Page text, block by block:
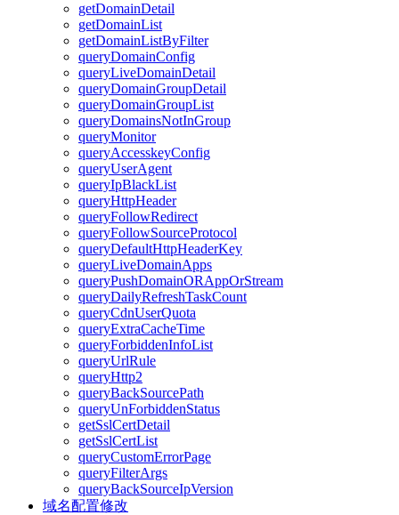
getDomainDetail
getDomainList
getDomainListByFilter
queryDomainConfig
queryLiveDomainDetail
queryDomainGroupDetail
queryDomainGroupList
queryDomainsNotInGroup
queryMonitor
queryAccesskeyConfig
queryUserAgent
queryIpBlackList
queryHttpHeader
queryFollowRedirect
queryFollowSourceProtocol
queryDefaultHttpHeaderKey
queryLiveDomainApps
queryPushDomainORAppOrStream
queryDailyRefreshTaskCount
queryCdnUserQuota
queryExtraCacheTime
queryForbiddenInfoList
queryUrlRule
queryHttp2
queryBackSourcePath
queryUnForbiddenStatus
getSslCertDetail
getSslCertList
queryCustomErrorPage
queryFilterArgs
queryBackSourceIpVersion
域名配置修改